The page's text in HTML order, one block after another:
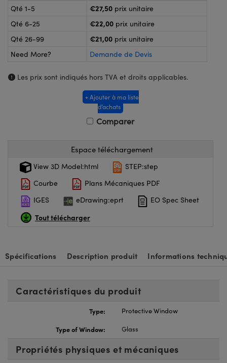
ou Coupleurs
: Caméras
Optiques Lightpath
Labs™
Optiques de SCHOTT
Qté 1-5 €27,50 prix unitaire
Qté 6-25
€22,00 prix unitaire
Qté 26-99
€21,00 prix unitaire
Need More?
Demande de Devis
Les prix sont indiqués hors TVA et droits applicables.
+ Ajouter à ma liste
d’achats
Comparer
Espace téléchargement
View 3D Model:html
STEP:step
Courbe
Plans Mécaniques PDF
IGES
eDrawing:eprt EO Spec Sheet
Tout télécharger
Spécifications Description produit Informations
Caractéristiques du produit
Type:
Protective Window
Type of Window:
Glass
Propriétés physiques et mécaniques